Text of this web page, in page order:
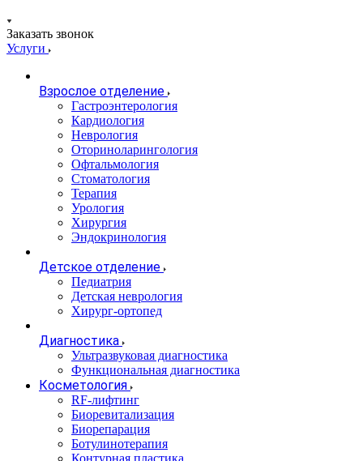
Заказать звонок
Услуги
Взрослое отделение
Гастроэнтерология
Кардиология
Неврология
Оториноларингология
Офтальмология
Стоматология
Терапия
Урология
Хирургия
Эндокринология
Детское отделение
Педиатрия
Детская неврология
Хирург-ортопед
Диагностика
Ультразвуковая диагностика
Функциональная диагностика
Косметология
RF-лифтинг
Биоревитализация
Биорепарация
Ботулинотерапия
Контурная пластика